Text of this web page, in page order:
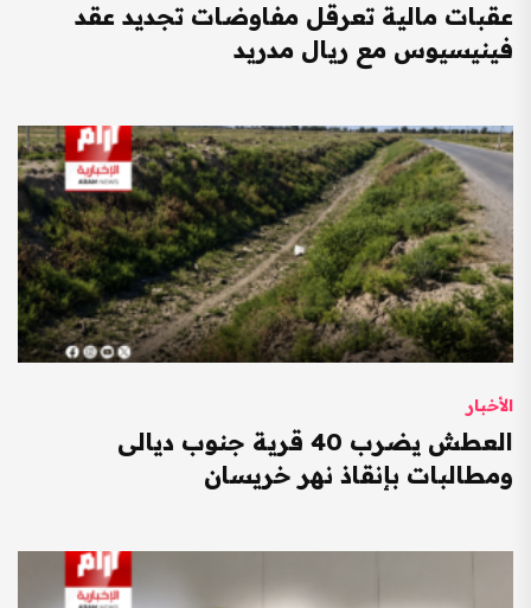
عقبات مالية تعرقل مفاوضات تجديد عقد
فينيسيوس مع ريال مدريد
الأخبار
العطش يضرب 40 قرية جنوب ديالى
ومطالبات بإنقاذ نهر خريسان